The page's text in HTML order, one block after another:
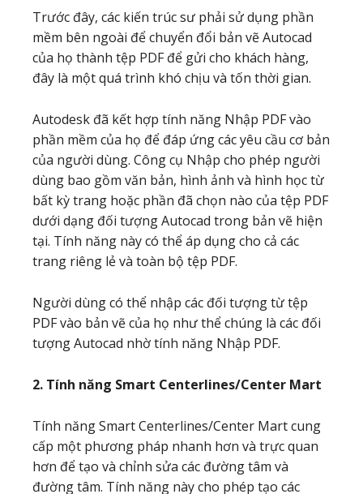
Trước đây, các kiến ​​trúc sư phải sử dụng phần
mềm bên ngoài để chuyển đổi bản vẽ Autocad
của họ thành tệp PDF để gửi cho khách hàng,
đây là một quá trình khó chịu và tốn thời gian.
Autodesk đã kết hợp tính năng Nhập PDF vào
phần mềm của họ để đáp ứng các yêu cầu cơ bản
của người dùng. Công cụ Nhập cho phép người
dùng bao gồm văn bản, hình ảnh và hình học từ
bất kỳ trang hoặc phần đã chọn nào của tệp PDF
dưới dạng đối tượng Autocad trong bản vẽ hiện
tại. Tính năng này có thể áp dụng cho cả các
trang riêng lẻ và toàn bộ tệp PDF.
Người dùng có thể nhập các đối tượng từ tệp
PDF vào bản vẽ của họ như thể chúng là các đối
tượng Autocad nhờ tính năng Nhập PDF.
2. Tính năng Smart Centerlines/Center Mart
Tính năng Smart Centerlines/Center Mart cung
cấp một phương pháp nhanh hơn và trực quan
hơn để tạo và chỉnh sửa các đường tâm và
đường tâm. Tính năng này cho phép tạo các